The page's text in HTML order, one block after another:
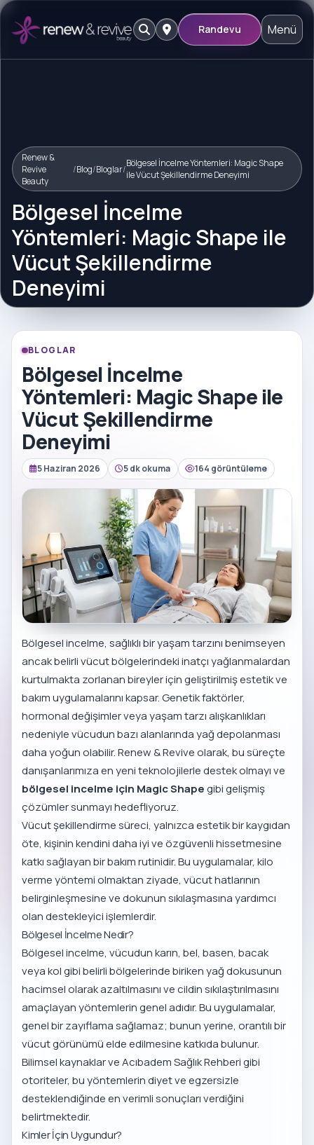
Randevu Menü
Renew &
Revive
Beauty
/Blog/Bloglar/Bölgesel İncelme Yöntemleri: Magic Shape
ile Vücut Şekillendirme Deneyimi
Bölgesel İncelme
Yöntemleri: Magic Shape ile
Vücut Şekillendirme
Deneyimi
BLOGLAR
Bölgesel İncelme
Yöntemleri: Magic Shape ile
Vücut Şekillendirme
Deneyimi
5 Haziran 2026 5 dk okuma 164 görüntüleme
Bölgesel incelme, sağlıklı bir yaşam tarzını benimseyen
ancak belirli vücut bölgelerindeki inatçı yağlanmalardan
kurtulmakta zorlanan bireyler için geliştirilmiş estetik ve
bakım uygulamalarını kapsar. Genetik faktörler,
hormonal değişimler veya yaşam tarzı alışkanlıkları
nedeniyle vücudun bazı alanlarında yağ depolanması
daha yoğun olabilir. Renew & Revive olarak, bu süreçte
danışanlarımıza en yeni teknolojilerle destek olmayı ve
bölgesel incelme için Magic Shapegibi gelişmiş
çözümler sunmayı hedefliyoruz.
Vücut şekillendirme süreci, yalnızca estetik bir kaygıdan
öte, kişinin kendini daha iyi ve özgüvenli hissetmesine
katkı sağlayan bir bakım rutinidir. Bu uygulamalar, kilo
verme yöntemi olmaktan ziyade, vücut hatlarının
belirginleşmesine ve dokunun sıkılaşmasına yardımcı
olan destekleyici işlemlerdir.
Bölgesel İncelme Nedir?
Bölgesel incelme, vücudun karın, bel, basen, bacak
veya kol gibi belirli bölgelerinde biriken yağ dokusunun
hacimsel olarak azaltılmasını ve cildin sıkılaştırılmasını
amaçlayan yöntemlerin genel adıdır. Bu uygulamalar,
genel bir zayıflama sağlamaz; bunun yerine, orantılı bir
vücut görünümü elde edilmesine katkıda bulunur.
Bilimsel kaynaklar veAcıbadem Sağlık Rehberigibi
otoriteler, bu yöntemlerin diyet ve egzersizle
desteklendiğinde en verimli sonuçları verdiğini
belirtmektedir.
Kimler İçin Uygundur?